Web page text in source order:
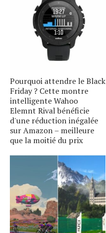
Pourquoi attendre le Black
Friday ? Cette montre
intelligente Wahoo
Elemnt Rival bénéficie
d'une réduction inégalée
sur Amazon – meilleure
que la moitié du prix